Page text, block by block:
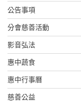
公告事項
分會慈善活動
影音弘法
惠中蔬食
惠中行事曆
慈善公益